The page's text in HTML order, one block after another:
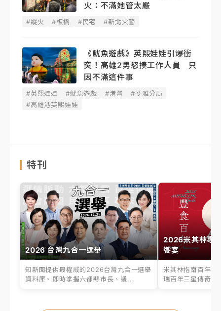
火：不滿她管太嚴
#縱火 #板橋 #民宅 #新北火警
《魷魚遊戲》英熙娃娃引爆衝
突！高雄2男怒揍工作人員 只
因不滿這件事
#英熙娃娃 #魷魚遊戲 #港灣
#苓雅分局
#高雄港英熙娃娃
特刊
2026 台灣九合一選舉
知新聞提供最權威的2026台灣九合一選舉
資料庫。即時掌握六都縣市長、議...
2026米其林專
饗宴
米其林指南百年之
瑞百年三星傳奇、